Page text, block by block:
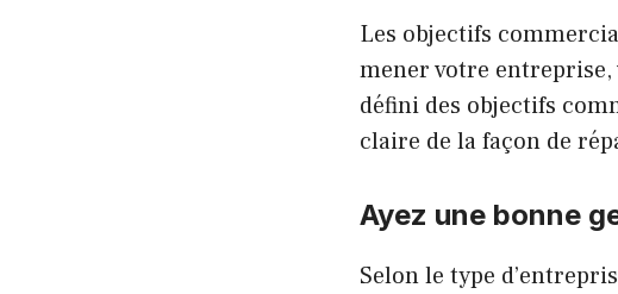
Les objectifs
mener votre entreprise,
défini des objectifs
claire de la façon de
Ayez une bonne
Selon le type